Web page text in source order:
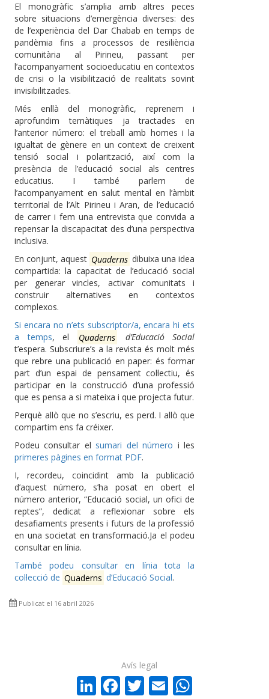
El monogràfic s’amplia amb altres peces
sobre situacions d’emergència diverses: des
de l’experiència del Dar Chabab en temps de
pandèmia fins a processos de resiliència
comunitària al Pirineu, passant per
l’acompanyament socioeducatiu en contextos
de crisi o la visibilització de realitats sovint
invisibilitzades.
Més enllà del monogràfic, reprenem i
aprofundim temàtiques ja tractades en
l’anterior número: el treball amb homes i la
igualtat de gènere en un context de creixent
tensió social i polarització, així com la
presència de l’educació social als centres
educatius. I també parlem de
l’acompanyament en salut mental en l’àmbit
territorial de l’Alt Pirineu i Aran, de l’educació
de carrer i fem una entrevista que convida a
repensar la discapacitat des d’una perspectiva
inclusiva.
En conjunt, aquest Quaderns dibuixa una idea
compartida: la capacitat de l’educació social
per generar vincles, activar comunitats i
construir alternatives en contextos
complexos.
Si encara no n’ets subscriptor/a, encara hi ets
a temps, el Quaderns
d’Educació Social
t’espera. Subscriure’s a la revista és molt més
que rebre una publicació en paper: és formar
part d’un espai de pensament col·lectiu, és
participar en la construcció d’una professió
que es pensa a si mateixa i que projecta futur.
Perquè allò que no s’escriu, es perd. I allò que
compartim ens fa créixer.
Podeu consultar el sumari del número i les
primeres pàgines en format PDF.
I, recordeu, coincidint amb la publicació
d’aquest número, s’ha posat en obert el
número anterior, “Educació social, un ofici de
reptes”, dedicat a reflexionar sobre els
desafiaments presents i futurs de la professió
en una societat en transformació.Ja el podeu
consultar en línia.
També podeu consultar en línia tota la
col·lecció de Quaderns d’Educació Social.
Publicat el 16 abril 2026
LinkedIn
Facebook
Twitter
Email
Avís legal